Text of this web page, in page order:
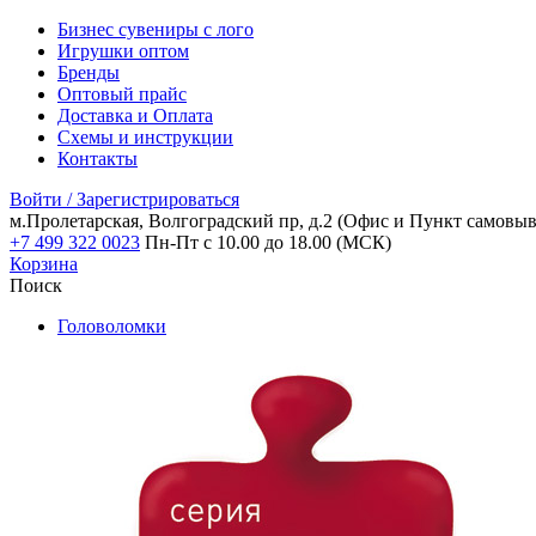
Бизнес сувениры с лого
Игрушки оптом
Бренды
Оптовый прайс
Доставка и Оплата
Схемы и инструкции
Контакты
Войти / Зарегистрироваться
м.Пролетарская, Волгоградский пр, д.2 (Офис и Пункт
+7 499 322 0023 Пн-Пт с 10.00 до 18.00 (МСК)
Корзина
Поиск
Головоломки